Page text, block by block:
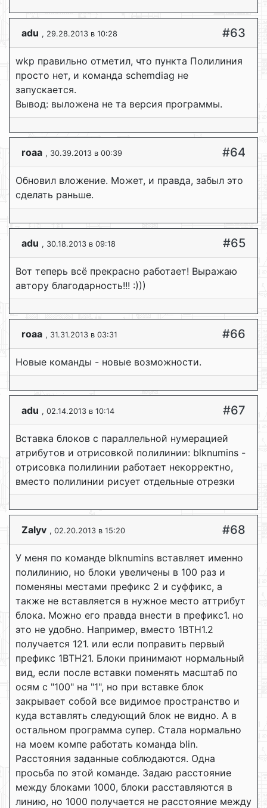
adu , 29.28.2013 в 10:28 #63
wkp правильно отметил, что пункта Полилиния
просто нет, и команда schemdiag не
запускается.
Вывод: выложена не та версия программы.
roaa , 30.39.2013 в 00:39 #64
Обновил вложение. Может, и правда, забыл это
сделать раньше.
adu , 30.18.2013 в 09:18 #65
Вот теперь всё прекрасно работает! Выражаю
автору благодарность!!! :)))
roaa , 31.31.2013 в 03:31 #66
Новые команды - новые возможности.
adu , 02.14.2013 в 10:14 #67
Вставка блоков с параллельной нумерацией
атрибутов и отрисовкой полилинии: blknumins -
отрисовка полилинии работает некорректно,
вместо полилинии рисует отдельные отрезки
Zalyv , 02.20.2013 в 15:20 #68
У меня по команде blknumins вставляет именно
полилинию, но блоки увеличены в 100 раз и
поменяны местами префикс 2 и суффикс, а
также не вставляется в нужное место аттрибут
блока. Можно его правда внести в префикс1. но
это не удобно. Например, вместо 1BTH1.2
получается 121. или если поправить первый
префикс 1BTH21. Блоки принимают нормальный
вид, если после вставки поменять масштаб по
осям с "100" на "1", но при вставке блок
закрывает собой все видимое пространство и
куда вставлять следующий блок не видно. А в
остальном программа супер. Стала нормально
на моем компе работать команда blin.
Расстояния заданные соблюдаются. Одна
просьба по этой команде. Задаю расстояние
между блоками 1000, блоки расставляются в
линию, но 1000 получается не расстояние между